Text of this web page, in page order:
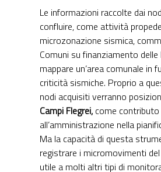
Le informazioni raccolte dai
confluire, come attività
microzonazione sismica,
Comuni su finanziamento delle
mappare un’area comunale in
criticità sismiche. Proprio a
nodi acquisiti verranno
Campi Flegrei, come contributo
all’amministrazione nella
Ma la capacità di questa
registrare i micromovimenti
utile a molti altri tipi di